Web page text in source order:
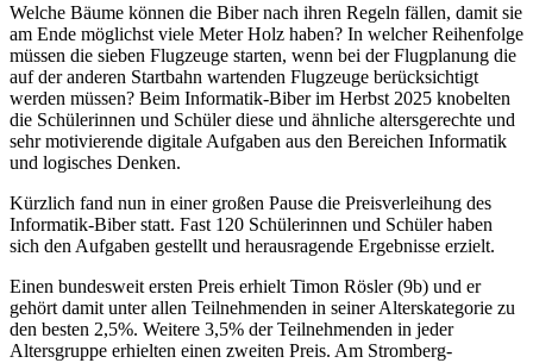
Welche Bäume können die Biber nach ihren Regeln fällen, damit sie
am Ende möglichst viele Meter Holz haben? In welcher Reihenfolge
müssen die sieben Flugzeuge starten, wenn bei der Flugplanung die
auf der anderen Startbahn wartenden Flugzeuge berücksichtigt
werden müssen? Beim Informatik-Biber im Herbst 2025 knobelten
die Schülerinnen und Schüler diese und ähnliche altersgerechte und
sehr motivierende digitale Aufgaben aus den Bereichen Informatik
und logisches Denken.
Kürzlich fand nun in einer großen Pause die Preisverleihung des
Informatik-Biber statt. Fast 120 Schülerinnen und Schüler haben
sich den Aufgaben gestellt und herausragende Ergebnisse erzielt.
Einen bundesweit ersten Preis erhielt Timon Rösler (9b) und er
gehört damit unter allen Teilnehmenden in seiner Alterskategorie zu
den besten 2,5%. Weitere 3,5% der Teilnehmenden in jeder
Altersgruppe erhielten einen zweiten Preis. Am Stromberg-